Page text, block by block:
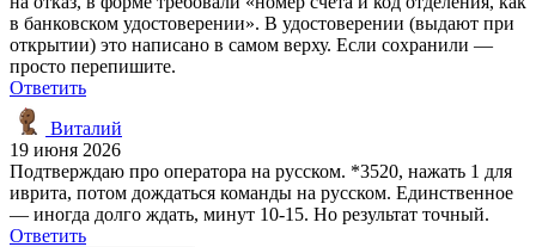
в банковском удостоверении». В удостоверении (выдают при
открытии) это написано в самом верху. Если сохранили —
просто перепишите.
Ответить
Виталий
19 июня 2026
Подтверждаю про оператора на русском. *3520, нажать 1 для
иврита, потом дождаться команды на русском. Единственное
— иногда долго ждать, минут 10-15. Но результат точный.
Ответить